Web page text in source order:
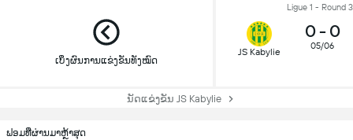
ເບິ່ງຜົນການແຂ່ງຂັນທັງໝົດ
Ligue 1 - Round
JS Kabylie
0- 0
05/06
ນັດແຂ່ງຂັນ JS Kabylie
ຟອມທີ່ຜ່ານມາຫຼ້າສຸດ